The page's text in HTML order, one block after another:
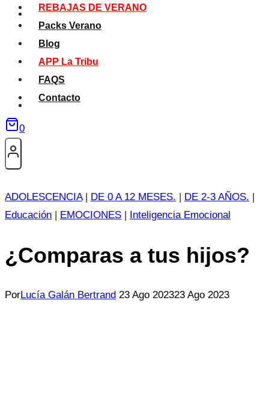
REBAJAS DE VERANO
Packs Verano
Blog
APP La Tribu
FAQS
Contacto
0
ADOLESCENCIA| DE 0 A 12 MESES. DE 2-3 AÑOS.
Educación
EMOCIONES Inteligencia Emocional
¿Comparas a tus hijos?
PorLucía Galán Bertrand 23 Ago 202323 Ago 2023